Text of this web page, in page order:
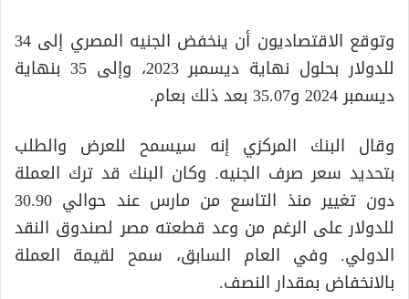
وتوقع الاقتصاديون أن ينخفض الجنيه المصري إلى 34
للدولار بحلول نهاية ديسمبر 2023، وإلى 35 بنهاية
ديسمبر 2024 و35.07 بعد ذلك بعام.
وقال البنك المركزي إنه سيسمح للعرض والطلب
بتحديد سعر صرف الجنيه. وكان البنك قد ترك العملة
دون تغيير منذ التاسع من مارس عند حوالي 30.90
للدولار على الرغم من وعد قطعته مصر لصندوق النقد
الدولي. وفي العام السابق، سمح لقيمة العملة
بالانخفاض بمقدار النصف.